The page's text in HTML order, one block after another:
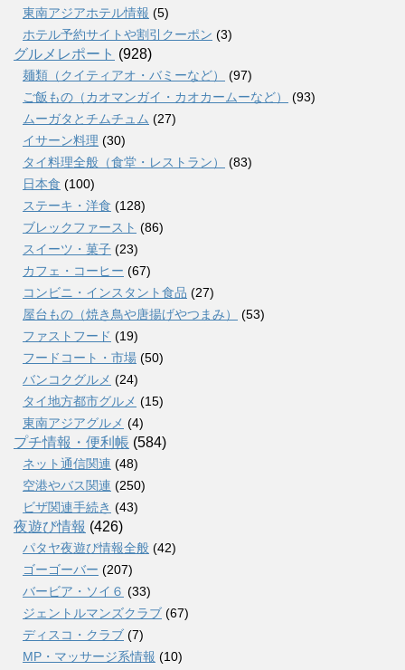
東南アジアホテル情報 (5)
ホテル予約サイトや割引クーポン (3)
グルメレポート (928)
麺類（クイティアオ・バミーなど）
(97)
ご飯もの（カオマンガイ・カオカームーなど）
(93)
ムーガタとチムチュム (27)
イサーン料理 (30)
タイ料理全般（食堂・レストラン）
(83)
日本食 (100)
ステーキ・洋食 (128)
ブレックファースト (86)
スイーツ・菓子 (23)
カフェ・コーヒー (67)
コンビニ・インスタント食品 (27)
屋台もの（焼き鳥や唐揚げやつまみ）
(53)
ファストフード (19)
フードコート・市場 (50)
バンコクグルメ (24)
タイ地方都市グルメ (15)
東南アジアグルメ (4)
プチ情報・便利帳 (584)
ネット通信関連 (48)
空港やバス関連 (250)
ビザ関連手続き (43)
夜遊び情報 (426)
パタヤ夜遊び情報全般 (42)
ゴーゴーバー (207)
バービア・ソイ６ (33)
ジェントルマンズクラブ (67)
ディスコ・クラブ (7)
MP・マッサージ系情報 (10)